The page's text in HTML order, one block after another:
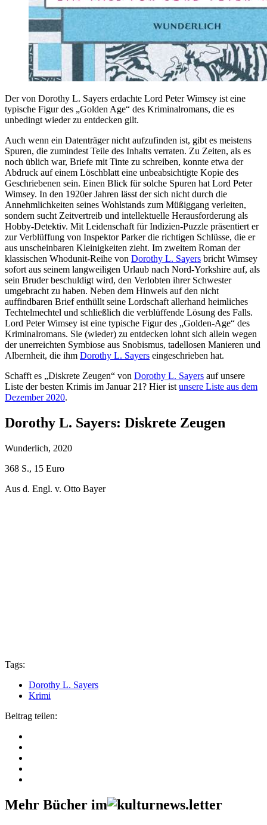
Der von Dorothy L. Sayers erdachte Lord Peter Wimsey ist eine
typische Figur des „Golden Age“ des Kriminalromans, die es
unbedingt wieder zu entdecken gilt.
Auch wenn ein Datenträger nicht aufzufinden ist, gibt es meistens
Spuren, die zumindest Teile des Inhalts verraten. Zu Zeiten, als es
noch üblich war, Briefe mit Tinte zu schreiben, konnte etwa der
Abdruck auf einem Löschblatt eine unbeabsichtigte Kopie des
Geschriebenen sein. Einen Blick für solche Spuren hat Lord Peter
Wimsey. In den 1920er Jahren lässt der sich nicht durch die
Annehmlichkeiten seines Wohlstands zum Müßiggang verleiten,
sondern sucht Zeitvertreib und intellektuelle Herausforderung als
Hobby-Detektiv. Mit Leidenschaft für Indizien-Puzzle präsentiert er
zur Verblüffung von Inspektor Parker die richtigen Schlüsse, die er
aus unscheinbaren Kleinigkeiten zieht. Im zweitem Roman der
klassischen Whodunit-Reihe von Dorothy L. Sayers bricht Wimsey
sofort aus seinem langweiligen Urlaub nach Nord-Yorkshire auf, als
sein Bruder beschuldigt wird, den Verlobten ihrer Schwester
umgebracht zu haben. Neben dem Hinweis auf den nicht
auffindbaren Brief enthüllt seine Lordschaft allerhand heimliches
Techtelmechtel und schließlich die verblüffende Lösung des Falls.
Lord Peter Wimsey ist eine typische Figur des „Golden-Age“ des
Kriminalromans. Sie (wieder) zu entdecken lohnt sich allein wegen
der unerreichten Symbiose aus Snobismus, tadellosen Manieren und
Albernheit, die ihm Dorothy L. Sayers eingeschrieben hat.
Schafft es „Diskrete Zeugen“ von Dorothy L. Sayers auf unsere
Liste der besten Krimis im Januar 21? Hier ist unsere Liste aus dem
Dezember 2020.
Dorothy L. Sayers: Diskrete Zeugen
Wunderlich, 2020
368 S., 15 Euro
Aus d. Engl. v. Otto Bayer
Tags:
Dorothy L. Sayers
Krimi
Beitrag teilen:
Mehr Bücher im